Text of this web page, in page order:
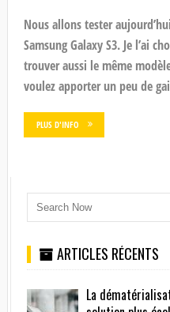
Nous allons tester
Samsung Galaxy S3. Je l’ai
trouver aussi le même
voulez apporter un peu de
PLUS D'INFO
ARTICLES RÉCENTS
La